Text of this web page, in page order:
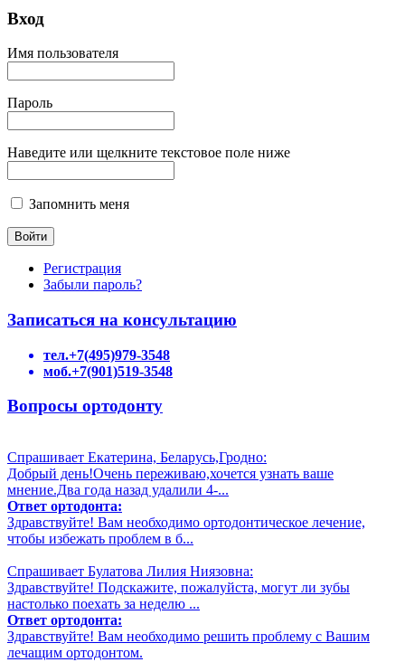
Вход
Имя пользователя
Пароль
Наведите или щелкните текстовое поле ниже
Запомнить меня
Регистрация
Забыли пароль?
Записаться на консультацию
тел.+7(495)979-3548
моб.+7(901)519-3548
Вопросы ортодонту
Спрашивает Екатерина, Беларусь,Гродно:
Добрый день!Очень переживаю,хочется узнать ваше
мнение.Два года назад удалили 4-...
Ответ ортодонта:
Здравствуйте! Вам необходимо ортодонтическое лечение,
чтобы избежать проблем в б...
Спрашивает Булатова Лилия Ниязовна:
Здравствуйте! Подскажите, пожалуйста, могут ли зубы
настолько поехать за неделю ...
Ответ ортодонта:
Здравствуйте! Вам необходимо решить проблему с Вашим
лечащим ортодонтом.